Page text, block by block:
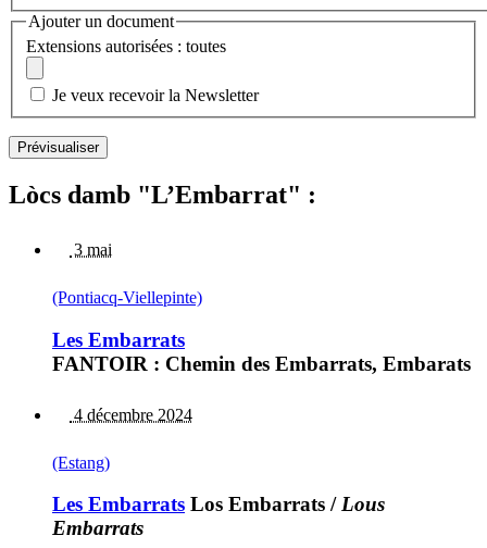
Ajouter un document
Extensions autorisées : toutes
Je veux recevoir la Newsletter
Lòcs damb "L’Embarrat" :
3 mai
(Pontiacq-Viellepinte)
Les Embarrats
FANTOIR : Chemin des Embarrats, Embarats
4 décembre 2024
(Estang)
Les Embarrats Los Embarrats /Lous
Embarrats